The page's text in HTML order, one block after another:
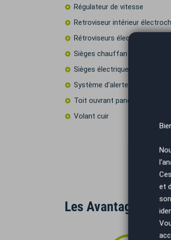
Régulateur de vitesse
Retroviseur intérieur
Rétroviseurs électriques
Sièges chauffants
Sièges électriques à mémoire
Système d'alerte de véhicule
Toit ouvrant panoramique
Volant cuir
Les Avantages
et